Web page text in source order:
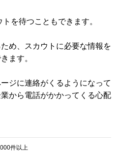
を待つこともできます。
め、スカウトに必要な情報を
ます。
ジに連絡がくるようになって
から電話がかかってくる心配
件以上